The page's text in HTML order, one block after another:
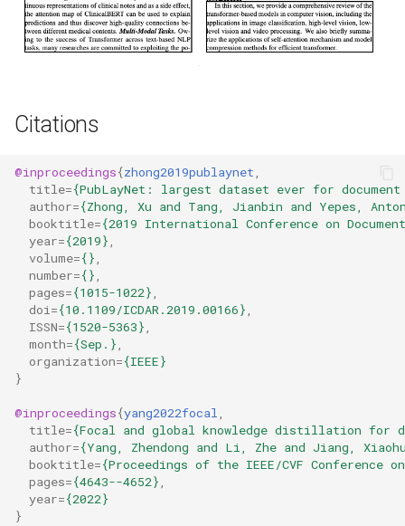
Citations
@inproceedings{zhong2019publaynet,
title={PubLayNet: largest dataset ever for
author={Zhong, Xu and Tang, Jianbin and Yepes,
booktitle={2019 International Conference on
year={2019},
volume={},
number={},
pages={1015-1022},
doi={10.1109/ICDAR.2019.00166},
ISSN={1520-5363},
month={Sep.},
organization={IEEE}
}
@inproceedings{yang2022focal,
title={Focal and global knowledge distillation for
author={Yang, Zhendong and Li, Zhe and Jiang,
booktitle={Proceedings of the IEEE/CVF Conference
pages={4643--4652},
year={2022}
}